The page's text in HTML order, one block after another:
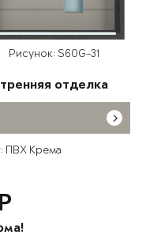
Рисунок: S60G-31
отделка
ПВХ Крема